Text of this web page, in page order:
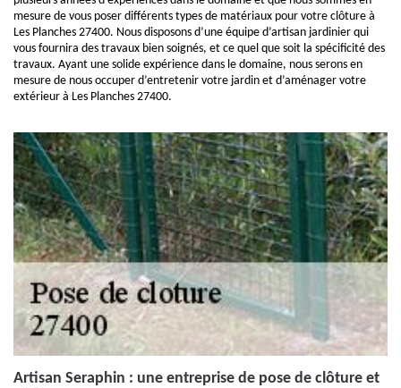
mesure de vous poser différents types de matériaux pour votre clôture à
Les Planches 27400. Nous disposons d’une équipe d’artisan jardinier qui
vous fournira des travaux bien soignés, et ce quel que soit la spécificité des
travaux. Ayant une solide expérience dans le domaine, nous serons en
mesure de nous occuper d’entretenir votre jardin et d’aménager votre
extérieur à Les Planches 27400.
Artisan Seraphin : une entreprise de pose de clôture et